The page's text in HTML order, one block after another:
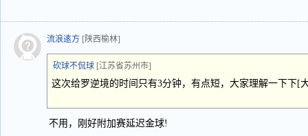
流浪逺方 [陕西榆林]
砍球不侃球 [江苏省苏州市]
这次给罗逆境的时间只有3分钟，有点短，大家理解一下下[
不用，刚好附加赛延迟金球!